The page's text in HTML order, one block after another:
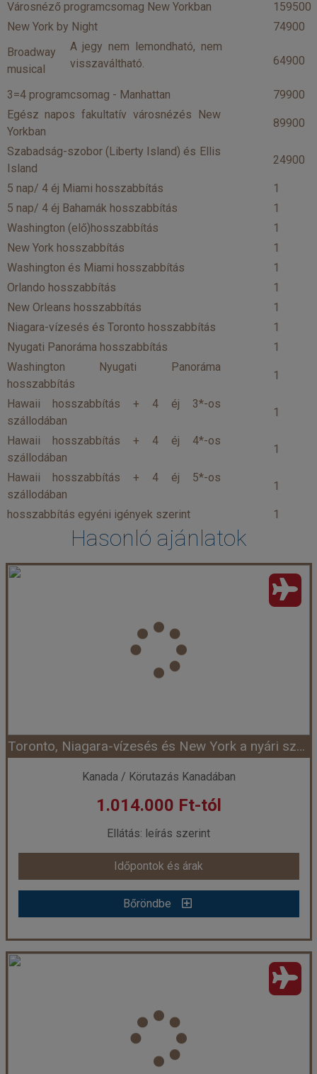
Városnéző programcsomag New Yorkban
159500
New York by Night
74900
Broadway
musical
A jegy nem lemondható, nem
visszaváltható.
64900
3=4 programcsomag - Manhattan
79900
Egész napos fakultatív városnézés New
Yorkban
89900
Szabadság-szobor (Liberty Island) és Ellis
Island
24900
5 nap/ 4 éj Miami hosszabbítás
1
5 nap/ 4 éj Bahamák hosszabbítás
1
Washington (elő)hosszabbítás
1
New York hosszabbítás
1
Washington és Miami hosszabbítás
1
Orlando hosszabbítás
1
New Orleans hosszabbítás
1
Niagara-vízesés és Toronto hosszabbítás
1
Nyugati Panoráma hosszabbítás
1
Washington Nyugati Panoráma
hosszabbítás
1
Hawaii hosszabbítás + 4 éj 3*-os
szállodában
1
Hawaii hosszabbítás + 4 éj 4*-os
szállodában
1
Hawaii hosszabbítás + 4 éj 5*-os
szállodában
1
hosszabbítás egyéni igények szerint 1
Hasonló ajánlatok
Toronto, Niagara-vízesés és New York a nyári szünetben - magyar idegenvezetéssel
Kanada / Körutazás Kanadában
1.014.000 Ft-tól
Ellátás: leírás szerint
Időpontok és árak
Bőröndbe
Toronto, Niagara-vízesés és New York a nyári szünetben - magyar idegenvezetéssel
Körutazás Kanadában
Utazás módja:
Repülővel
Ellátás: leírás szerint
Szálláskategória:Program szerint
Szobatípus: